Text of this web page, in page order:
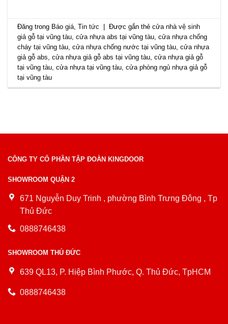
Đăng trong Báo giá ,Tin tức Được gắn thẻcửa nhà vệ sinh
giả gỗ tại vũng tàu ,cửa nhựa abs tại vũng tàu ,cửa nhựa chống
cháy tại vũng tàu ,cửa nhựa chống nước tại vũng tàu ,cửa nhựa
giả gỗ abs ,cửa nhựa giả gỗ abs tại vũng tàu ,cửa nhựa giả gỗ
tại vũng tàu ,cửa nhựa tại vũng tàu ,cửa phòng ngủ nhựa giả gỗ
tại vũng tàu
CÔNG TY CỔ PHẦN TẬP ĐOÀN KINGDOOR
SHOWROOM QUẬN 2
671 Nguyễn Duy Trinh , phường Bình Trưng Đông , Tp
Thủ Đức
0888746438
SHOWROOM THỦ ĐỨC
639 QL13, P. Hiệp Bình Phước, Q. Thủ Đức, TpHCM
0888746438